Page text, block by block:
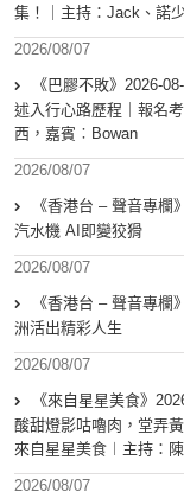
集！｜主持：Jack、諾少
2026/08/07
《巴膠不敗》2026-
述入行心路歷程｜報名
西，嘉賓︰Bowan
2026/08/07
《香港台 – 聲音專欄
汽水機 AI即變狡猾
2026/08/07
《香港台 – 聲音專欄
洲活出精彩人生
2026/08/07
《來自星星美食》
酸甜燈影咕嚕肉，堂弄
來自星星美食︱主持：
2026/08/07